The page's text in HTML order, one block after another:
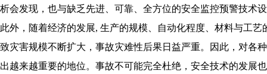
析会发现，也与缺乏先进、可靠、全方位的安全监控预警技术
此外，随着经济的发展, 生产的规模、自动化程度、材料与工
致灾害规模不断扩大，事故灾难性后果日益严重。因此，对各
出越来越重要的地位。事故不可能完全杜绝，安全技术的发展